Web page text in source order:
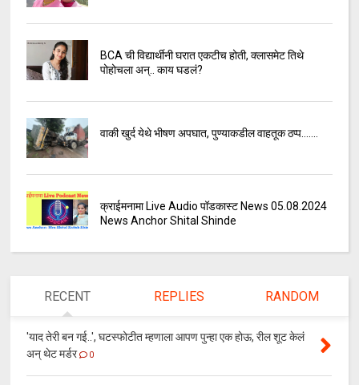
BCA ची विद्यार्थीनी घरात एकटीच होती, क्लासमेट तिथे
पोहोचला अन्.. काय घडलं?
वाकी खुर्द येथे भीषण अपघात, पुण्याकडील वाहतूक ठप्प.......
क्राईमनामा Live Audio पॉडकास्ट News 05.08.2024
News Anchor Shital Shinde
RECENT REPLIES RANDOM
'याद तेरी बन गई..', घटस्फोटीत म्हणाला आपण पुन्हा एक होऊ, रील शूट केलं
अन् थेट मर्डर
0